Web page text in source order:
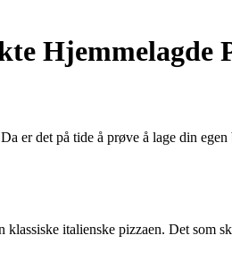
Hjemmelagde
er det på tide å prøve å lage din
italienske pizzaen. Det